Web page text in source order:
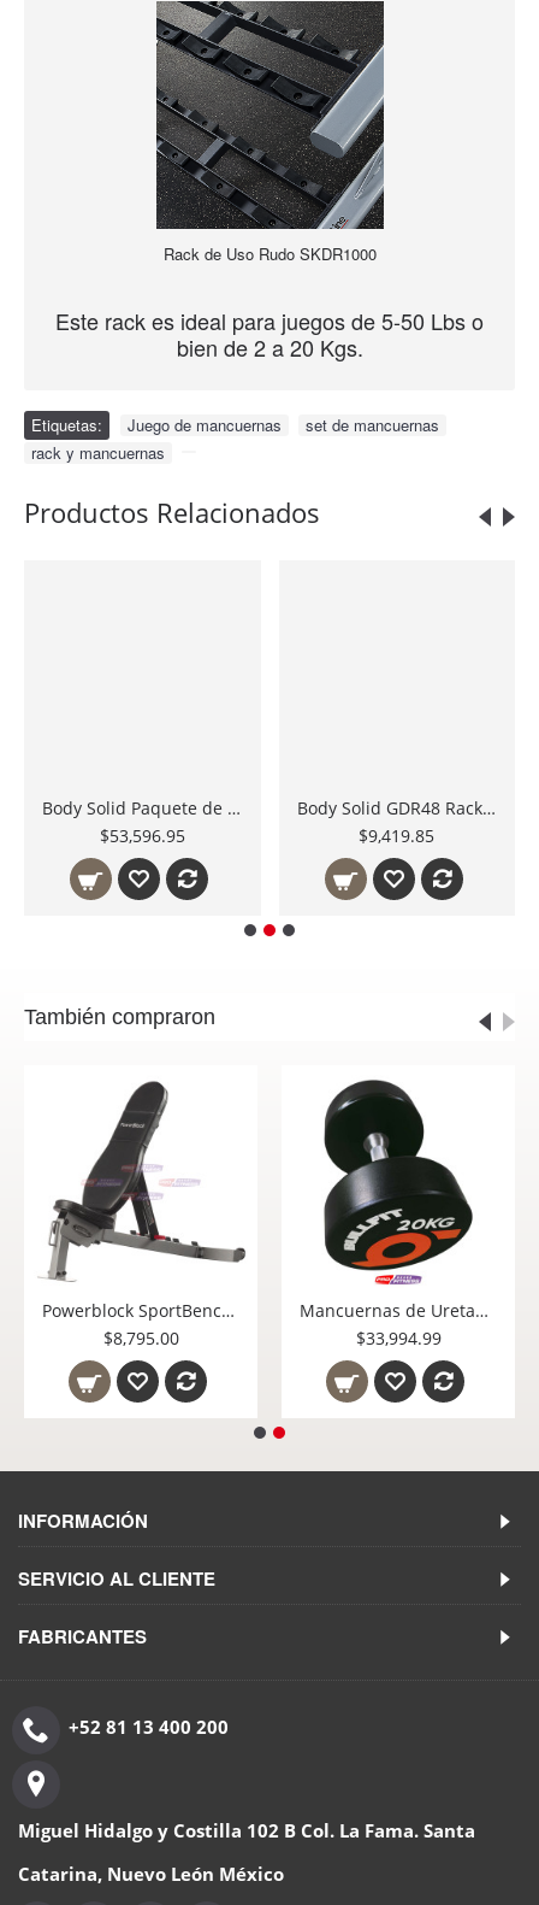
Rack de Uso Rudo SKDR1000
Este rack es ideal para juegos de 5-50 Lbs o
bien de 2 a 20 Kgs.
Etiquetas: Juego de mancuernas set de mancuernas
rack y mancuernas
Productos Relacionados
Body Solid Paquete de Mancuernas de Hule de 1 a 10 Lbs con Rack BOS-GDR500
$53,596.95
Body Solid GDR48 Rack Mancuernas Hexagonales 3 niveles
$9,419.85
También compraron
$8,795.00
$33,994.99
INFORMACIÓN
SERVICIO AL CLIENTE
FABRICANTES
+52 81 13 400 200
Miguel Hidalgo y Costilla 102 B Col. La Fama. Santa
Catarina, Nuevo León México